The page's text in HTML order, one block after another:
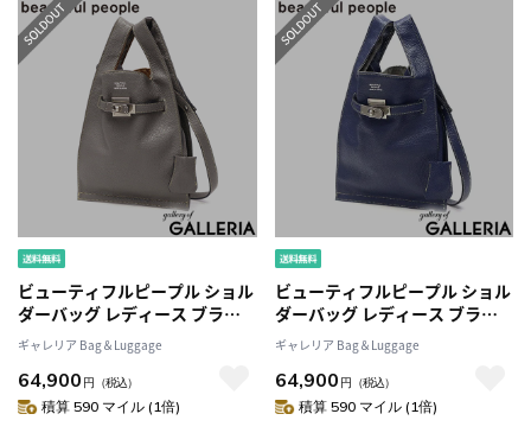
ビューティフルピープル ショル
ダーバッグ レディース ブラン
ド beautiful people バッグ 斜
めがけ 小さめ 軽量 革 本革 牛革
大人 おしゃれ 2WAY 日本製
market shoulder bag in
ギャレリア Bag＆Luggage
64,900 円 （税込）
積算 590 マイル (1倍)
ビューティフルピープル ショル
ダーバッグ レディース ブラン
ド beautiful people バッグ 斜
めがけ 小さめ 軽量 革 本革 牛革
大人 おしゃれ 2WAY 日本製
market shoulder bag in
ギャレリア Bag＆Luggage
64,900 円 （税込）
積算 590 マイル (1倍)